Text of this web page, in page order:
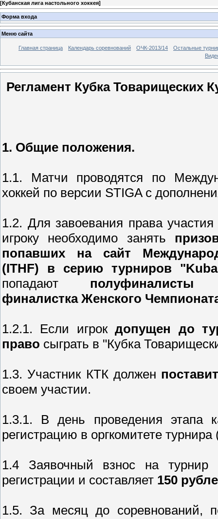
[Кубанская лига настольного хоккея]
Форма входа
Меню сайта
Главная страница Календарь соревнований ОЧК-2013/14
Остальные
Регламент Кубка Товарищеских
1. Общие положения.
1.1. Матчи проводятся по
хоккей по версии STIGA с
1.2. Для завоевания права
игроку необходимо занять
попавших на сайт
(ITHF) в серию турниров
попадают
финалистка Женского
1.2.1. Если игрокдопущен до
право сыграть в "Кубка
1.3. Участник КТК должен
своем участии.
1.3.1. В день проведения этапа
регистрацию в оргкомитете
1.4 Заявочный взнос на турнир
регистрации и составляет 150
1.5. За месяц до соревнований,